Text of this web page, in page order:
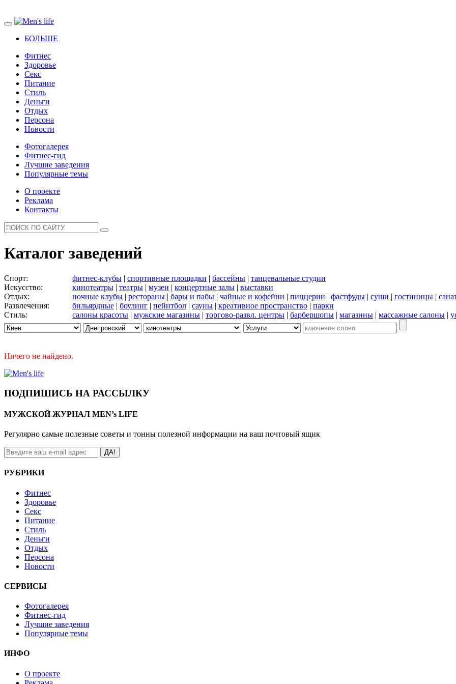
БОЛЬШЕ
Фитнес
Здоровье
Секс
Питание
Стиль
Деньги
Отдых
Персона
Новости
Фотогалерея
Фитнес-гид
Лучшие заведения
Популярные темы
О проекте
Реклама
Контакты
Каталог заведений
Спорт: фитнес-клубы | спортивные площадки | бассейны | танцевальные студии
Искусство:
кинотеатры | театры | музеи | концертные залы | выставки
Отдых:
ночные клубы | рестораны | бары и пабы | чайные и кофейни | пиццерии | фастфуды | суши | гостиницы |
Развлечения:
бильярдные | боулинг | пейнтбол | сауны | креативное пространство | парки
Стиль:
салоны красоты | мужские магазины | торгово-развл. центры | барбершопы | магазины | массажные салоны |
Ничего не найдено.
ПОДПИШИСЬ НА РАССЫЛКУ
МУЖСКОЙ ЖУРНАЛ MEN’s LIFE
Регулярно самые полезные советы и тонны полезной информации на ваш почтовый ящик
ДА!
РУБРИКИ
Фитнес
Здоровье
Секс
Питание
Стиль
Деньги
Отдых
Персона
Новости
СЕРВИСЫ
Фотогалерея
Фитнес-гид
Лучшие заведения
Популярные темы
ИНФО
О проекте